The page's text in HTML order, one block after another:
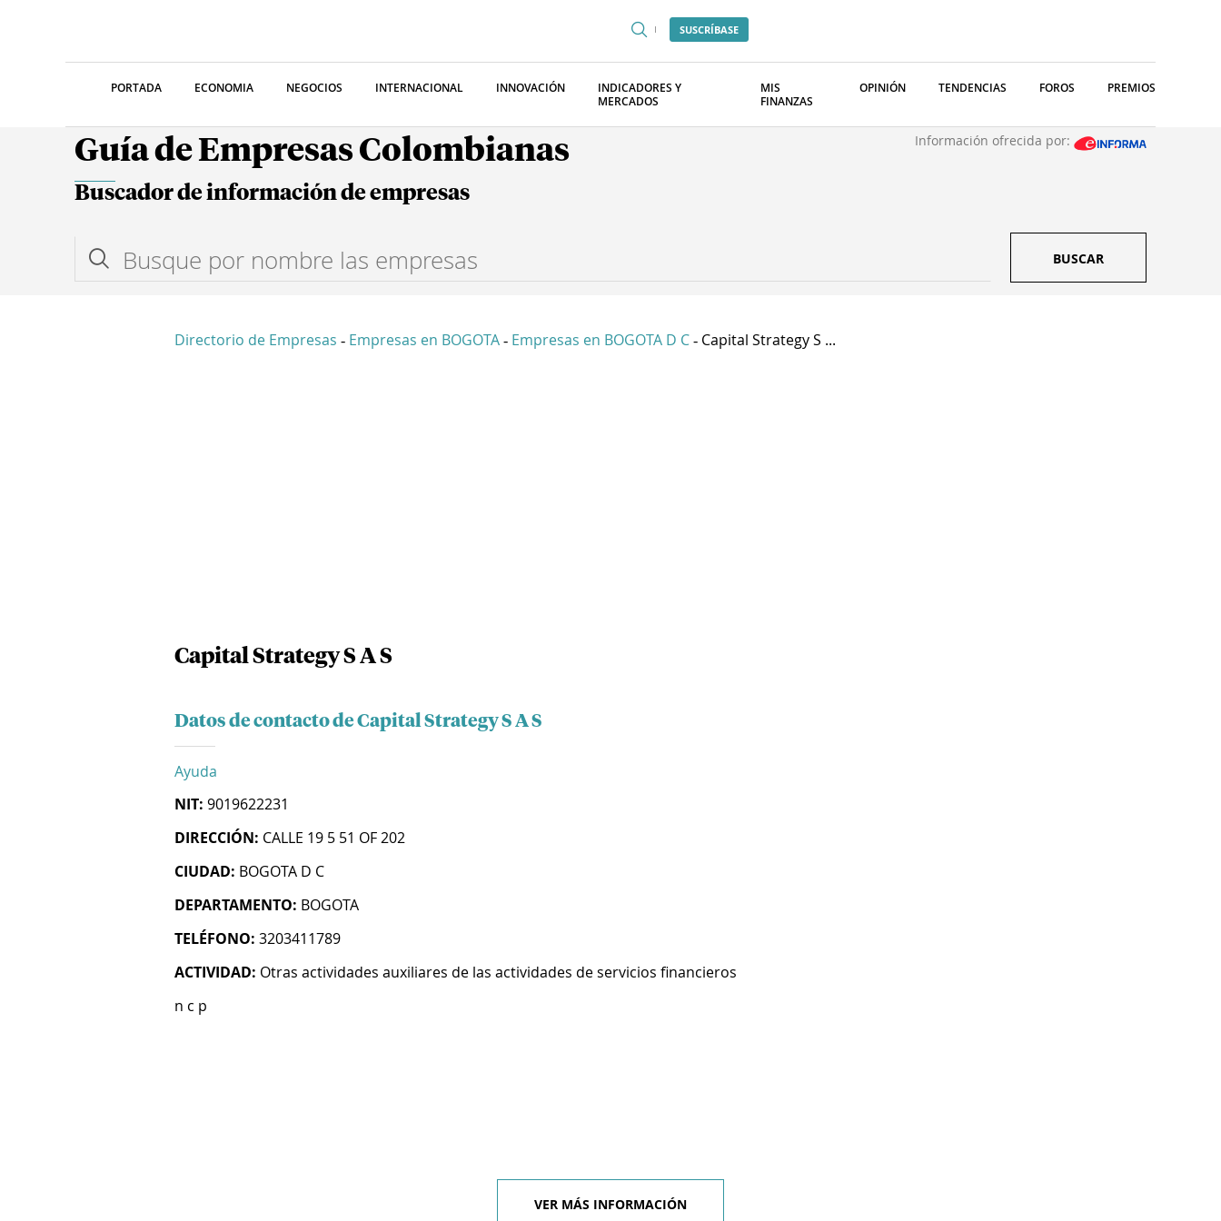
SUSCRÍBASE
PORTADA ECONOMIA NEGOCIOS INTERNACIONAL INNOVACIÓN
INDICADORES Y
MERCADOS
MIS
FINANZAS
OPINIÓN TENDENCIAS FOROS PREMIOS
Guía de Empresas Colombianas Información ofrecida por:
Buscador de información de empresas
BUSCAR
Directorio de Empresas - Empresas en BOGOTA - Empresas en BOGOTA D C - Capital Strategy S ...
Capital Strategy S A S
Datos de contacto de Capital Strategy S A S
Ayuda
NIT: 9019622231
DIRECCIÓN: CALLE 19 5 51 OF 202
CIUDAD: BOGOTA D C
DEPARTAMENTO: BOGOTA
TELÉFONO: 3203411789
ACTIVIDAD: Otras actividades auxiliares de las actividades de servicios financieros
n c p
VER MÁS INFORMACIÓN